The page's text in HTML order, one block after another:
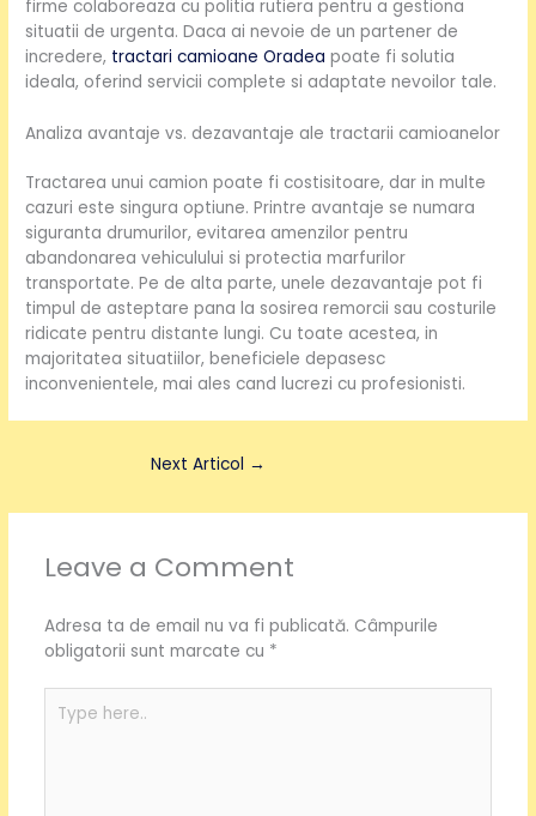
firme colaboreaza cu politia rutiera pentru a gestiona
situatii de urgenta. Daca ai nevoie de un partener de
incredere, tractari camioane Oradea poate fi solutia
ideala, oferind servicii complete si adaptate nevoilor tale.
Analiza avantaje vs. dezavantaje ale tractarii camioanelor
Tractarea unui camion poate fi costisitoare, dar in multe
cazuri este singura optiune. Printre avantaje se numara
siguranta drumurilor, evitarea amenzilor pentru
abandonarea vehiculului si protectia marfurilor
transportate. Pe de alta parte, unele dezavantaje pot fi
timpul de asteptare pana la sosirea remorcii sau costurile
ridicate pentru distante lungi. Cu toate acestea, in
majoritatea situatiilor, beneficiele depasesc
inconvenientele, mai ales cand lucrezi cu profesionisti.
Next Articol →
Leave a Comment
Adresa ta de email nu va fi publicată. Câmpurile
obligatorii sunt marcate cu *
here..